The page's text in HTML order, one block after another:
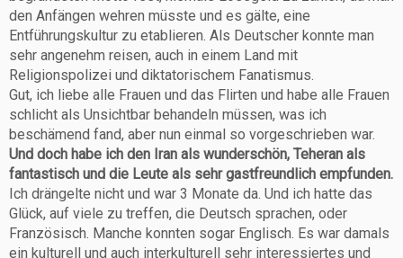
den Anfängen wehren müsste und es gälte, eine
Entführungskultur zu etablieren. Als Deutscher konnte man
sehr angenehm reisen, auch in einem Land mit
Religionspolizei und diktatorischem Fanatismus.
Gut, ich liebe alle Frauen und das Flirten und habe alle Frauen
schlicht als Unsichtbar behandeln müssen, was ich
beschämend fand, aber nun einmal so vorgeschrieben war.
Und doch habe ich den Iran als wunderschön, Teheran als
fantastisch und die Leute als sehr gastfreundlich empfunden.
Ich drängelte nicht und war 3 Monate da. Und ich hatte das
Glück, auf viele zu treffen, die Deutsch sprachen, oder
Französisch. Manche konnten sogar Englisch. Es war damals
ein kulturell und auch interkulturell sehr interessiertes und